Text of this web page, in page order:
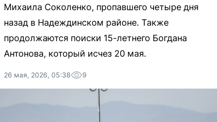
Михаила Соколенко, пропавшего четыре дня
назад в Надеждинском районе. Также
продолжаются поиски 15-летнего Богдана
Антонова, который исчез 20 мая.
26 мая, 2026, 05:38 9